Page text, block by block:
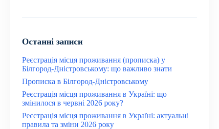
Останні записи
Реєстрація місця проживання (прописка) у
Білгород-Дністровському: що важливо знати
Прописка в Білгород-Дністровському
Реєстрація місця проживання в Україні: що
змінилося в червні 2026 року?
Реєстрація місця проживання в Україні: актуальні
правила та зміни 2026 року